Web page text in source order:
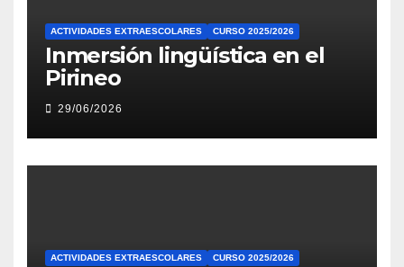
ACTIVIDADES EXTRAESCOLARES CURSO 2025/2026
Inmersión lingüística en el
Pirineo
29/06/2026
ACTIVIDADES EXTRAESCOLARES CURSO 2025/2026